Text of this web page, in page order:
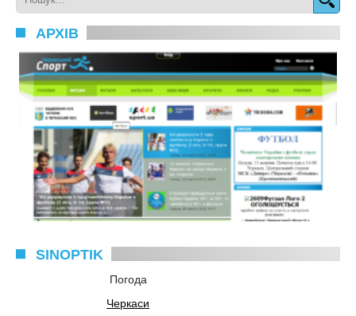
АРХІВ
SINOPTIK
Погода
Черкаси